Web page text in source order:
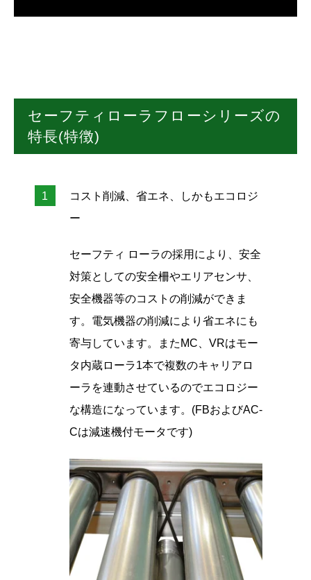
セーフティローラフローシリーズの
特長(特徴)
コスト削減、省エネ、しかもエコロジ
ー
セーフティ ローラの採用により、安全
対策としての安全柵やエリアセンサ、
安全機器等のコストの削減ができま
す。電気機器の削減により省エネにも
寄与しています。またMC、VRはモー
タ内蔵ローラ1本で複数のキャリアロ
ーラを連動させているのでエコロジー
な構造になっています。(FBおよびAC-
Cは減速機付モータです)